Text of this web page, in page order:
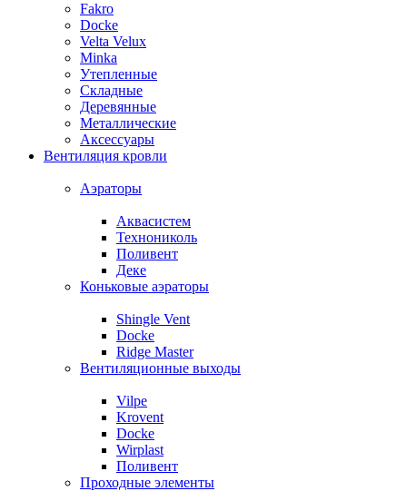
Fakro
Docke
Velta Velux
Minka
Утепленные
Складные
Деревянные
Металлические
Аксессуары
Вентиляция кровли
Аэраторы
Аквасистем
Технониколь
Поливент
Деке
Коньковые аэраторы
Shingle Vent
Docke
Ridge Master
Вентиляционные выходы
Vilpe
Krovent
Docke
Wirplast
Поливент
Проходные элементы